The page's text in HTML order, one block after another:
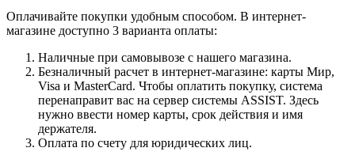
Оплачивайте покупки удобным способом. В интернет-
магазине доступно 3 варианта оплаты:
Наличные при самовывозе с нашего магазина.
Безналичный расчет в интернет-магазине: карты Мир,
Visa и MasterCard. Чтобы оплатить покупку, система
перенаправит вас на сервер системы ASSIST. Здесь
нужно ввести номер карты, срок действия и имя
держателя.
Оплата по счету для юридических лиц.